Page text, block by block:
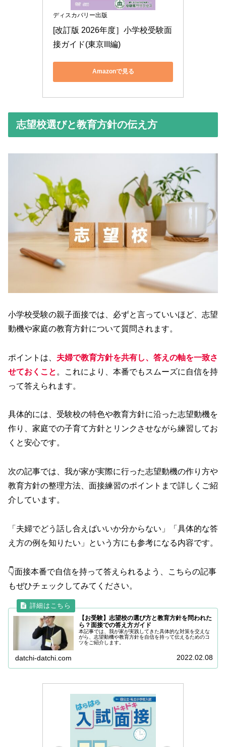
ディスカバリー出版
[改訂版 2026年度］小学校受験面
接ガイド(東京III編)
Amazonで見る
志望校選びと教育方針の伝え方
小学校受験の親子面接では、必ずと言っていいほど、志望
動機や家庭の教育方針について質問されます。
ポイントは、 夫婦で教育方針を共有し、答えの軸を一致さ
せておくこと 。これにより、本番でもスムーズに自信を持
って答えられます。
具体的には、受験校の特色や教育方針に沿った志望動機を
作り、家庭での子育て方針とリンクさせながら練習してお
くと安心です。
次の記事では、我が家が実際に行った志望動機の作り方や
教育方針の整理方法、面接練習のポイントまで詳しくご紹
介しています。
「夫婦でどう話し合えばいいか分からない」「具体的な答
え方の例を知りたい」という方にも参考になる内容です。
👇面接本番で自信を持って答えられるよう、こちらの記事
もぜひチェックしてみてください。
【お受験】志望校の選び方と教育方針を問われた
ら？面接での答え方ガイド
本記事では、我が家が実践してきた具体的な対策を交えな
がら、志望動機や教育方針を自信を持って伝えるためのコ
ツをご紹介します。
datchi-datchi.com 2022.02.08